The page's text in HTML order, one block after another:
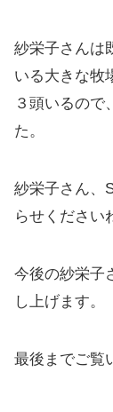
紗栄子さんは
いる大きな牧
３頭いるので
た。
紗栄子さん、
らせください
今後の紗栄子
し上げます。
最後までご覧